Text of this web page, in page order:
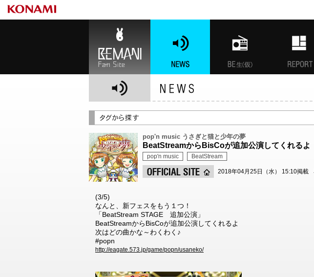
pop'n music うさぎと猫と少年の夢
BeatStreamからBisCoが追加公演してくれるよ
pop'n music BeatStream
2018年04月25日（水） 15:10掲載
(3/5)
なんと、新フェスをもう１つ！
「BeatStream STAGE 追加公演」
BeatStreamからBisCoが追加公演してくれるよ
次はどの曲かな～わくわく♪
#popn
http://eagate.573.jp/game/popn/usaneko/